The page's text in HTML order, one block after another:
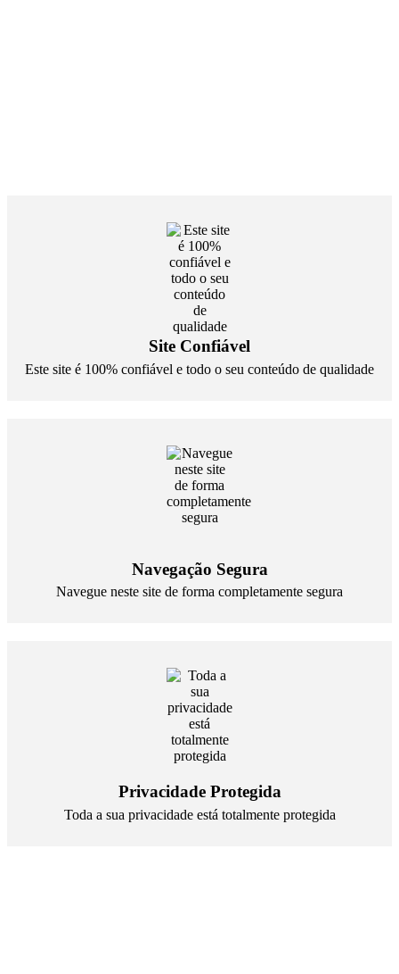
Site Confiável
Este site é 100% confiável e todo o seu conteúdo de qualidade
Navegação Segura
Navegue neste site de forma completamente segura
Privacidade Protegida
Toda a sua privacidade está totalmente protegida